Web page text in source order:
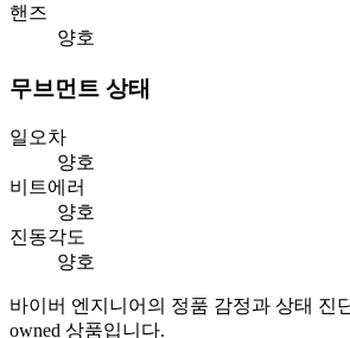
핸즈
양호
무브먼트 상태
일오차
양호
비트에러
양호
진동각도
양호
바이버 엔지니어의 정품 감정과 상태 진
owned 상품입니다.